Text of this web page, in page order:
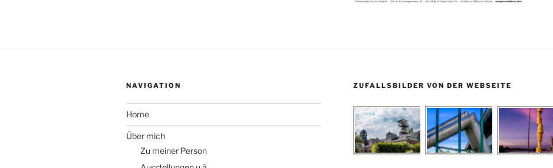
NAVIGATION
Home
Über mich
Zu meiner Person
ZUFALLSBILDER VON DER WEBSEITE